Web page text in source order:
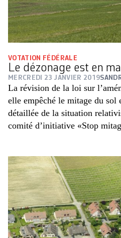
VOTATION FÉDÉRALE
Le dézonage est en
MERCREDI 23 JANVIER 2019
La révision de la loi sur
elle empêché le mitage du sol
détaillée de la situation
comité d’initiative «Stop